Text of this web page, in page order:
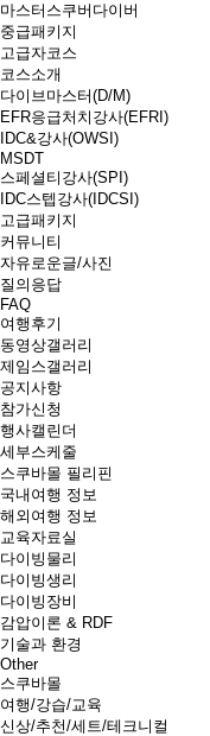
마스터스쿠버다이버
중급패키지
고급자코스
코스소개
다이브마스터(D/M)
EFR응급처치강사(EFRI)
IDC&강사(OWSI)
MSDT
스페셜티강사(SPI)
IDC스텝강사(IDCSI)
고급패키지
커뮤니티
자유로운글/사진
질의응답
FAQ
여행후기
동영상갤러리
제임스갤러리
공지사항
참가신청
행사캘린더
세부스케줄
스쿠바몰 필리핀
국내여행 정보
해외여행 정보
교육자료실
다이빙물리
다이빙생리
다이빙장비
감압이론 & RDF
기술과 환경
Other
스쿠바몰
여행/강습/교육
신상/추천/세트/테크니컬